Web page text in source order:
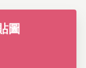
圖